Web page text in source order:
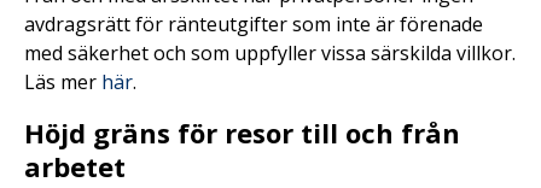
avdragsrätt för ränteutgifter som inte är förenade
med säkerhet och som uppfyller vissa särskilda villkor.
Läs mer här.
Höjd gräns för resor till och från
arbetet